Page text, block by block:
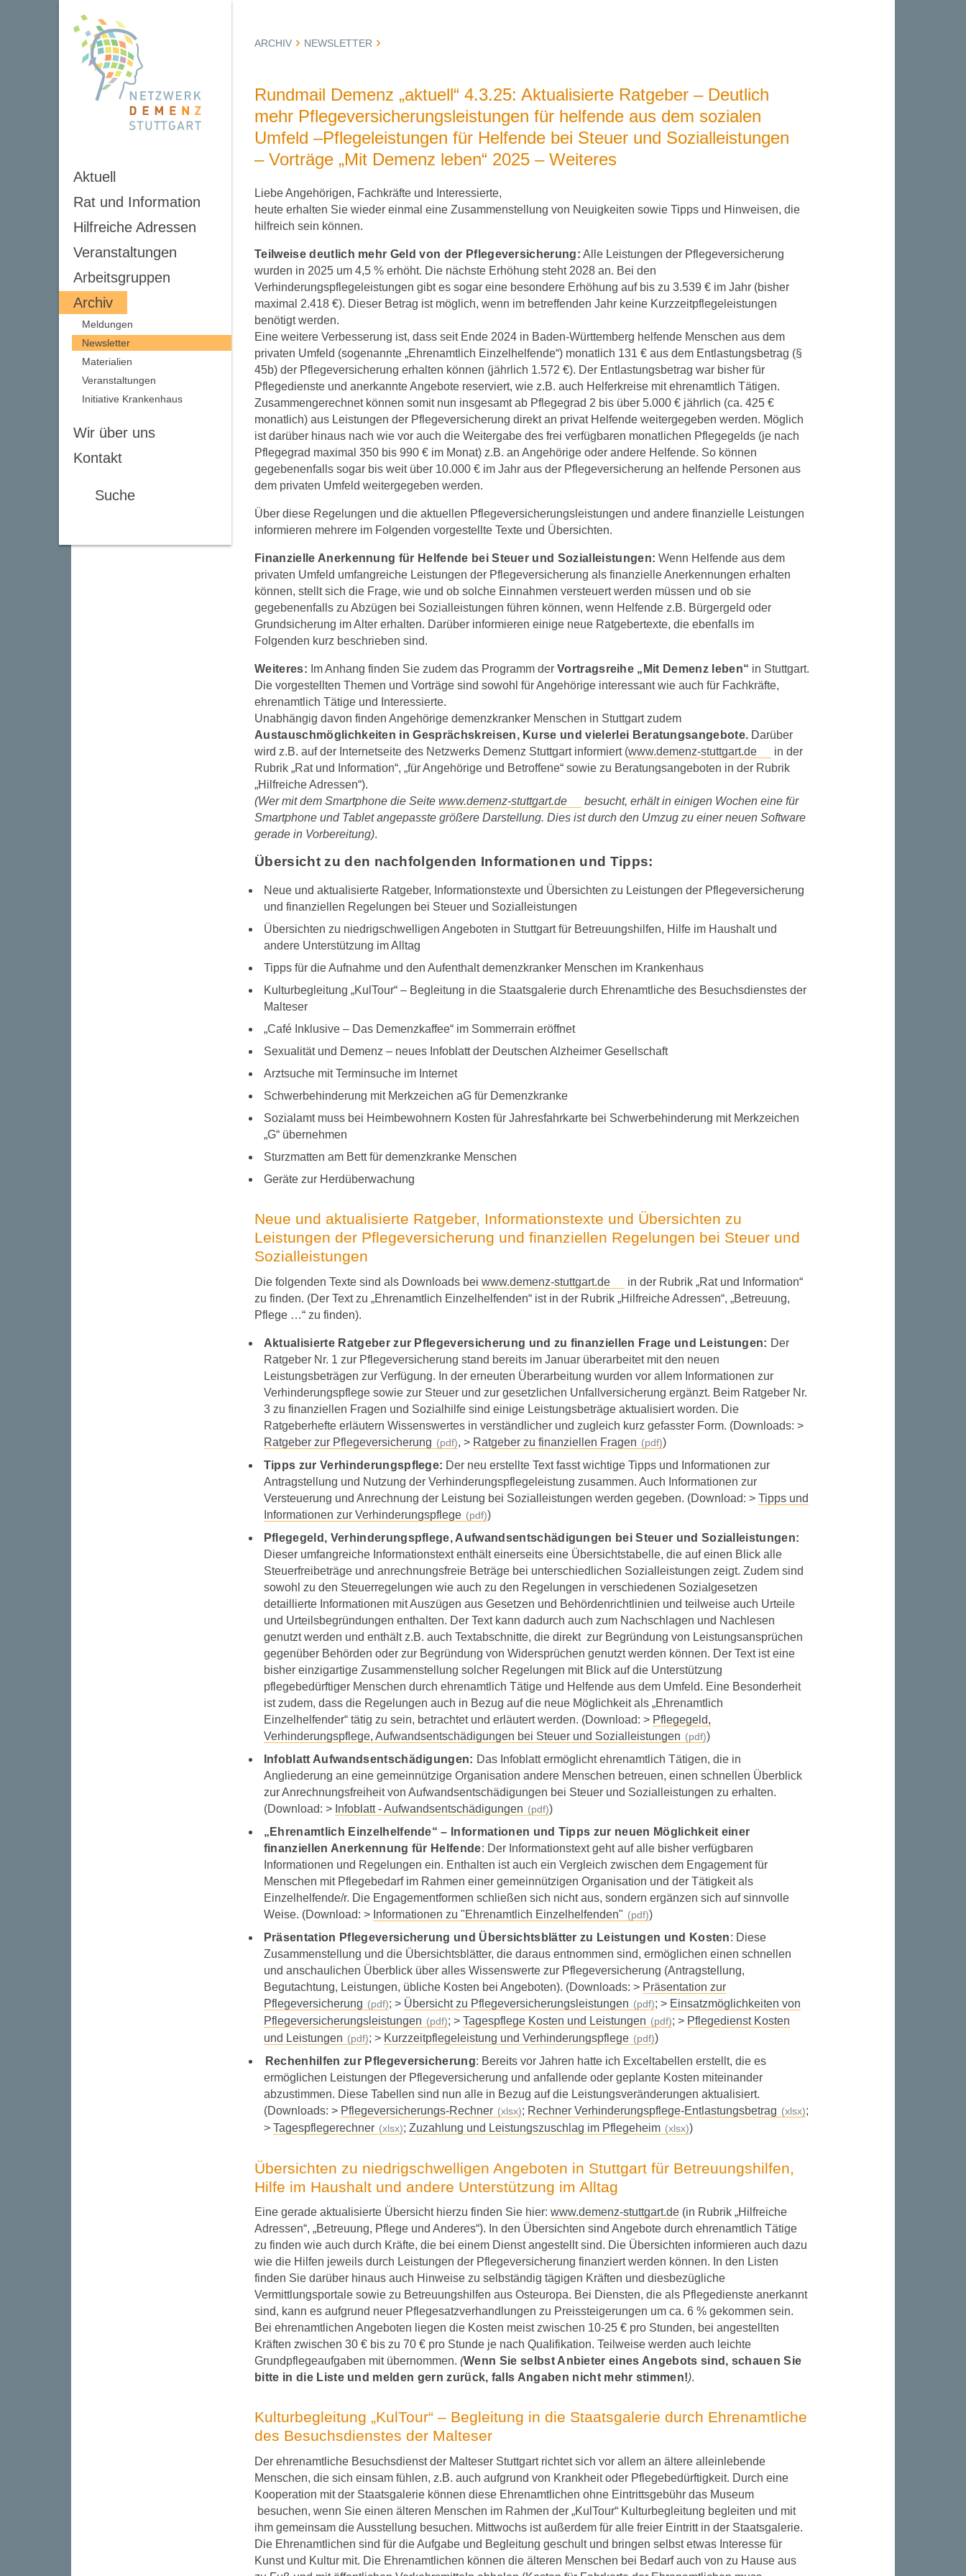
Aktuell
Rat und Information
Hilfreiche Adressen
Veranstaltungen
Arbeitsgruppen
Archiv
Meldungen
Newsletter
Materialien
Veranstaltungen
Initiative Krankenhaus
Wir über uns
Kontakt
Suche
ARCHIV NEWSLETTER
Rundmail Demenz „aktuell“ 4.3.25: Aktualisierte Ratgeber – Deutlich
mehr Pflegeversicherungsleistungen für helfende aus dem sozialen
Umfeld –Pflegeleistungen für Helfende bei Steuer und Sozialleistungen
– Vorträge „Mit Demenz leben“ 2025 – Weiteres
Liebe Angehörigen, Fachkräfte und Interessierte,
heute erhalten Sie wieder einmal eine Zusammenstellung von Neuigkeiten sowie Tipps und Hinweisen, die
hilfreich sein können.
Teilweise deutlich mehr Geld von der Pflegeversicherung: Alle Leistungen der Pflegeversicherung
wurden in 2025 um 4,5 % erhöht. Die nächste Erhöhung steht 2028 an. Bei den
Verhinderungspflegeleistungen gibt es sogar eine besondere Erhöhung auf bis zu 3.539 € im Jahr (bisher
maximal 2.418 €). Dieser Betrag ist möglich, wenn im betreffenden Jahr keine Kurzzeitpflegeleistungen
benötigt werden.
Eine weitere Verbesserung ist, dass seit Ende 2024 in Baden-Württemberg helfende Menschen aus dem
privaten Umfeld (sogenannte „Ehrenamtlich Einzelhelfende“) monatlich 131 € aus dem Entlastungsbetrag (§
45b) der Pflegeversicherung erhalten können (jährlich 1.572 €). Der Entlastungsbetrag war bisher für
Pflegedienste und anerkannte Angebote reserviert, wie z.B. auch Helferkreise mit ehrenamtlich Tätigen.
Zusammengerechnet können somit nun insgesamt ab Pflegegrad 2 bis über 5.000 € jährlich (ca. 425 €
monatlich) aus Leistungen der Pflegeversicherung direkt an privat Helfende weitergegeben werden. Möglich
ist darüber hinaus nach wie vor auch die Weitergabe des frei verfügbaren monatlichen Pflegegelds (je nach
Pflegegrad maximal 350 bis 990 € im Monat) z.B. an Angehörige oder andere Helfende. So können
gegebenenfalls sogar bis weit über 10.000 € im Jahr aus der Pflegeversicherung an helfende Personen aus
dem privaten Umfeld weitergegeben werden.
Über diese Regelungen und die aktuellen Pflegeversicherungsleistungen und andere finanzielle Leistungen
informieren mehrere im Folgenden vorgestellte Texte und Übersichten.
Finanzielle Anerkennung für Helfende bei Steuer und Sozialleistungen:Wenn Helfende aus dem
privaten Umfeld umfangreiche Leistungen der Pflegeversicherung als finanzielle Anerkennungen erhalten
können, stellt sich die Frage, wie und ob solche Einnahmen versteuert werden müssen und ob sie
gegebenenfalls zu Abzügen bei Sozialleistungen führen können, wenn Helfende z.B. Bürgergeld oder
Grundsicherung im Alter erhalten. Darüber informieren einige neue Ratgebertexte, die ebenfalls im
Folgenden kurz beschrieben sind.
Weiteres: Im Anhang finden Sie zudem das Programm der Vortragsreihe „Mit Demenz leben“ in Stuttgart.
Die vorgestellten Themen und Vorträge sind sowohl für Angehörige interessant wie auch für Fachkräfte,
ehrenamtlich Tätige und Interessierte.
Unabhängig davon finden Angehörige demenzkranker Menschen in Stuttgart zudem
Austauschmöglichkeiten in Gesprächskreisen, Kurse und vielerlei Beratungsangebote. Darüber
wird z.B. auf der Internetseite des Netzwerks Demenz Stuttgart informiert (www.demenz-stuttgart.de
in der
Rubrik „Rat und Information“, „für Angehörige und Betroffene“ sowie zu Beratungsangeboten in der Rubrik
„Hilfreiche Adressen“).
(Wer mit dem Smartphone die Seitewww.demenz-stuttgart.de
besucht, erhält in einigen Wochen eine für
Smartphone und Tablet angepasste größere Darstellung. Dies ist durch den Umzug zu einer neuen Software
gerade in Vorbereitung).
Übersicht zu den nachfolgenden Informationen und Tipps:
Neue und aktualisierte Ratgeber, Informationstexte und Übersichten zu Leistungen der Pflegeversicherung
und finanziellen Regelungen bei Steuer und Sozialleistungen
Übersichten zu niedrigschwelligen Angeboten in Stuttgart für Betreuungshilfen, Hilfe im Haushalt und
andere Unterstützung im Alltag
Tipps für die Aufnahme und den Aufenthalt demenzkranker Menschen im Krankenhaus
Kulturbegleitung „KulTour“ – Begleitung in die Staatsgalerie durch Ehrenamtliche des Besuchsdienstes der
Malteser
„Café Inklusive – Das Demenzkaffee“ im Sommerrain eröffnet
Sexualität und Demenz – neues Infoblatt der Deutschen Alzheimer Gesellschaft
Arztsuche mit Terminsuche im Internet
Schwerbehinderung mit Merkzeichen aG für Demenzkranke
Sozialamt muss bei Heimbewohnern Kosten für Jahresfahrkarte bei Schwerbehinderung mit Merkzeichen
„G“ übernehmen
Sturzmatten am Bett für demenzkranke Menschen
Geräte zur Herdüberwachung
Neue und aktualisierte Ratgeber, Informationstexte und Übersichten zu
Leistungen der Pflegeversicherung und finanziellen Regelungen bei Steuer und
Sozialleistungen
Die folgenden Texte sind als Downloads beiwww.demenz-stuttgart.de
in der Rubrik „Rat und Information“
zu finden. (Der Text zu „Ehrenamtlich Einzelhelfenden“ ist in der Rubrik „Hilfreiche Adressen“, „Betreuung,
Pflege …“ zu finden).
Aktualisierte Ratgeber zur Pflegeversicherung und zu finanziellen Frage und Leistungen: Der
Ratgeber Nr. 1 zur Pflegeversicherung stand bereits im Januar überarbeitet mit den neuen
Leistungsbeträgen zur Verfügung. In der erneuten Überarbeitung wurden vor allem Informationen zur
Verhinderungspflege sowie zur Steuer und zur gesetzlichen Unfallversicherung ergänzt. Beim Ratgeber Nr.
3 zu finanziellen Fragen und Sozialhilfe sind einige Leistungsbeträge aktualisiert worden. Die
Ratgeberhefte erläutern Wissenswertes in verständlicher und zugleich kurz gefasster Form. (Downloads: >
Ratgeber zur Pflegeversicherung
, > Ratgeber zu finanziellen Fragen
)
Tipps zur Verhinderungspflege: Der neu erstellte Text fasst wichtige Tipps und Informationen zur
Antragstellung und Nutzung der Verhinderungspflegeleistung zusammen. Auch Informationen zur
Versteuerung und Anrechnung der Leistung bei Sozialleistungen werden gegeben. (Download: > Tipps und
Informationen zur Verhinderungspflege
)
Pflegegeld, Verhinderungspflege, Aufwandsentschädigungen bei Steuer und Sozialleistungen:
Dieser umfangreiche Informationstext enthält einerseits eine Übersichtstabelle, die auf einen Blick alle
Steuerfreibeträge und anrechnungsfreie Beträge bei unterschiedlichen Sozialleistungen zeigt. Zudem sind
sowohl zu den Steuerregelungen wie auch zu den Regelungen in verschiedenen Sozialgesetzen
detaillierte Informationen mit Auszügen aus Gesetzen und Behördenrichtlinien und teilweise auch Urteile
und Urteilsbegründungen enthalten. Der Text kann dadurch auch zum Nachschlagen und Nachlesen
genutzt werden und enthält z.B. auch Textabschnitte, die direkt zur Begründung von Leistungsansprüchen
gegenüber Behörden oder zur Begründung von Widersprüchen genutzt werden können. Der Text ist eine
bisher einzigartige Zusammenstellung solcher Regelungen mit Blick auf die Unterstützung
pflegebedürftiger Menschen durch ehrenamtlich Tätige und Helfende aus dem Umfeld. Eine Besonderheit
ist zudem, dass die Regelungen auch in Bezug auf die neue Möglichkeit als „Ehrenamtlich
Einzelhelfender“ tätig zu sein, betrachtet und erläutert werden. (Download: > Pflegegeld,
Verhinderungspflege, Aufwandsentschädigungen bei Steuer und Sozialleistungen
)
Infoblatt Aufwandsentschädigungen: Das Infoblatt ermöglicht ehrenamtlich Tätigen, die in
Angliederung an eine gemeinnützige Organisation andere Menschen betreuen, einen schnellen Überblick
zur Anrechnungsfreiheit von Aufwandsentschädigungen bei Steuer und Sozialleistungen zu erhalten.
(Download: > Infoblatt - Aufwandsentschädigungen
)
„Ehrenamtlich Einzelhelfende“ – Informationen und Tipps zur neuen Möglichkeit einer
finanziellen Anerkennung für Helfende: Der Informationstext geht auf alle bisher verfügbaren
Informationen und Regelungen ein. Enthalten ist auch ein Vergleich zwischen dem Engagement für
Menschen mit Pflegebedarf im Rahmen einer gemeinnützigen Organisation und der Tätigkeit als
Einzelhelfende/r. Die Engagementformen schließen sich nicht aus, sondern ergänzen sich auf sinnvolle
Weise. (Download: > Informationen zu "Ehrenamtlich Einzelhelfenden"
)
Präsentation Pflegeversicherung und Übersichtsblätter zu Leistungen und Kosten: Diese
Zusammenstellung und die Übersichtsblätter, die daraus entnommen sind, ermöglichen einen schnellen
und anschaulichen Überblick über alles Wissenswerte zur Pflegeversicherung (Antragstellung,
Begutachtung, Leistungen, übliche Kosten bei Angeboten). (Downloads: > Präsentation zur
Pflegeversicherung
; > Übersicht zu Pflegeversicherungsleistungen ; > Einsatzmöglichkeiten von
Pflegeversicherungsleistungen
; > Tagespflege Kosten und Leistungen ; > Pflegedienst Kosten
und Leistungen
; > Kurzzeitpflegeleistung und Verhinderungspflege
)
Rechenhilfen zur Pflegeversicherung: Bereits vor Jahren hatte ich Exceltabellen erstellt, die es
ermöglichen Leistungen der Pflegeversicherung und anfallende oder geplante Kosten miteinander
abzustimmen. Diese Tabellen sind nun alle in Bezug auf die Leistungsveränderungen aktualisiert.
(Downloads: > Pflegeversicherungs-Rechner ; Rechner Verhinderungspflege-Entlastungsbetrag
;
> Tagespflegerechner ; Zuzahlung und Leistungszuschlag im Pflegeheim )
Übersichten zu niedrigschwelligen Angeboten in Stuttgart für Betreuungshilfen,
Hilfe im Haushalt und andere Unterstützung im Alltag
Eine gerade aktualisierte Übersicht hierzu finden Sie hier:www.demenz-stuttgart.de (in Rubrik „Hilfreiche
Adressen“, „Betreuung, Pflege und Anderes“). In den Übersichten sind Angebote durch ehrenamtlich Tätige
zu finden wie auch durch Kräfte, die bei einem Dienst angestellt sind. Die Übersichten informieren auch dazu
wie die Hilfen jeweils durch Leistungen der Pflegeversicherung finanziert werden können. In den Listen
finden Sie darüber hinaus auch Hinweise zu selbständig tägigen Kräften und diesbezügliche
Vermittlungsportale sowie zu Betreuungshilfen aus Osteuropa. Bei Diensten, die als Pflegedienste anerkannt
sind, kann es aufgrund neuer Pflegesatzverhandlungen zu Preissteigerungen um ca. 6 % gekommen sein.
Bei ehrenamtlichen Angeboten liegen die Kosten meist zwischen 10-25 € pro Stunden, bei angestellten
Kräften zwischen 30 € bis zu 70 € pro Stunde je nach Qualifikation. Teilweise werden auch leichte
Grundpflegeaufgaben mit übernommen.(Wenn Sie selbst Anbieter eines Angebots sind, schauen Sie
bitte in die Liste und melden gern zurück, falls Angaben nicht mehr stimmen!).
Kulturbegleitung „KulTour“ – Begleitung in die Staatsgalerie durch Ehrenamtliche
des Besuchsdienstes der Malteser
Der ehrenamtliche Besuchsdienst der Malteser Stuttgart richtet sich vor allem an ältere alleinlebende
Menschen, die sich einsam fühlen, z.B. auch aufgrund von Krankheit oder Pflegebedürftigkeit. Durch eine
Kooperation mit der Staatsgalerie können diese Ehrenamtlichen ohne Eintrittsgebühr das Museum
besuchen, wenn Sie einen älteren Menschen im Rahmen der „KulTour“ Kulturbegleitung begleiten und mit
ihm gemeinsam die Ausstellung besuchen. Mittwochs ist außerdem für alle freier Eintritt in der Staatsgalerie.
Die Ehrenamtlichen sind für die Aufgabe und Begleitung geschult und bringen selbst etwas Interesse für
Kunst und Kultur mit. Die Ehrenamtlichen können die älteren Menschen bei Bedarf auch von zu Hause aus